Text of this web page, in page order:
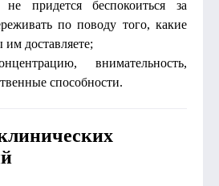
придется беспокоиться за
по поводу того, какие
им доставляете;
внимательность,
способности.